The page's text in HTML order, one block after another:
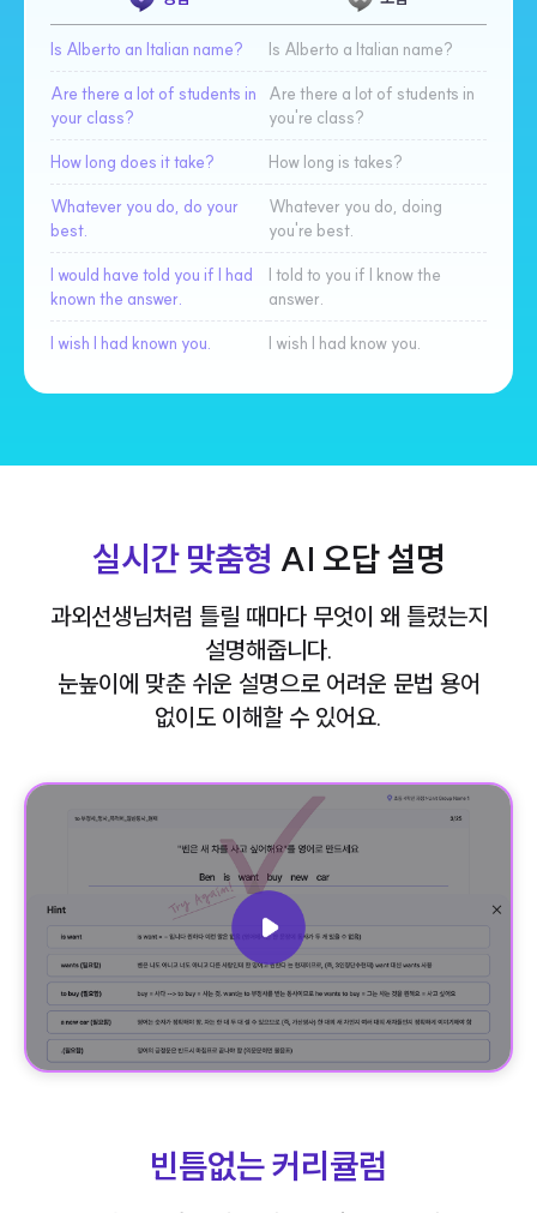
Is Alberto an Italian name? Is Alberto a Italian name?
Are there a lot of students in
your class?
Are there a lot of students in
you're class?
How long does it take? How long is takes?
Whatever you do, do your
best.
Whatever you do, doing
you're best.
I would have told you if I had
known the answer.
I told to you if I know the
answer.
I wish I had known you. I wish I had know you.
실시간 맞춤형 AI 오답 설명
과외선생님처럼 틀릴 때마다 무엇이 왜 틀렸는지
설명해줍니다.
눈높이에 맞춘 쉬운 설명으로 어려운 문법 용어
없이도 이해할 수 있어요.
빈틈없는 커리큘럼